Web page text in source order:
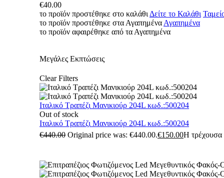
€40.00
το προϊόν προστέθηκε στο καλάθι Δείτε το Καλάθι
το προϊόν προστέθηκε στα Αγαπημένα Αγαπημένα
το προϊόν αφαιρέθηκε από τα Αγαπημένα
Μεγάλες Εκπτώσεις
Clear Filters
Ιταλικό Τραπέζι Μανικιούρ 204L κωδ.:500204
Out of stock
Ιταλικό Τραπέζι Μανικιούρ 204L κωδ.:500204
€440.00 Original price was: €440.00.€150.00Η τρέχουσα